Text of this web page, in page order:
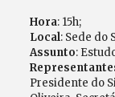
Hora: 15h;
Local: Sede do
Assunto:
Presidente do